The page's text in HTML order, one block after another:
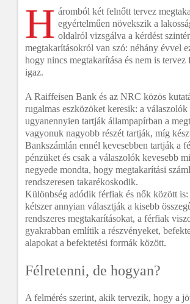
H áromból két felnőtt tervez
egyértelműen növekszik a
oldalról vizsgálva a kérdést
megtakarításokról van szó: néhány évvel
hogy nincs megtakarítása és nem is
igaz.
A Raiffeisen Bank és az NRC közös
rugalmas eszközöket keresik: a
ugyanennyien tartják állampapírban a
vagyonuk nagyobb részét tartják, míg
Bankszámlán ennél kevesebben tartják a
pénzüket és csak a válaszolók kevesebb
negyede mondta, hogy megtakarítási
rendszeresen takarékoskodik.
Különbség adódik férfiak és nők között is:
kétszer annyian választják a kisebb
rendszeres megtakarításokat, a férfiak
gyakrabban említik a részvényeket,
alapokat a befektetési formák között.
Félretenni, de hogyan?
A felmérés szerint, akik tervezik, hogy a